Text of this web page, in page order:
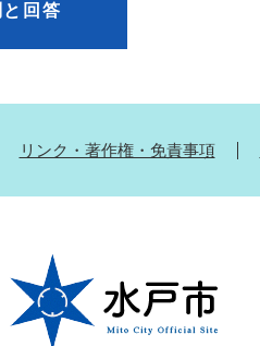
回答
リンク・著作権・免責事項